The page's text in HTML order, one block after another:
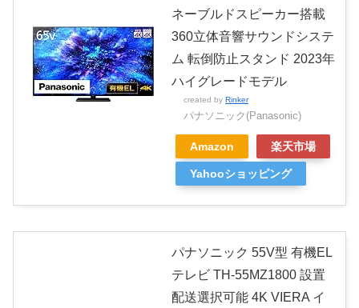
ネーブルドスピーカー搭載
360立体音響サウンドシステ
ム 転倒防止スタンド 2023年
ハイグレードモデル
created by Rinker
パナソニック(Panasonic)
Amazon 楽天市場
Yahooショッピング
パナソニック 55V型 有機EL
テレビ TH-55MZ1800 設置
配送選択可能 4K VIERA イ